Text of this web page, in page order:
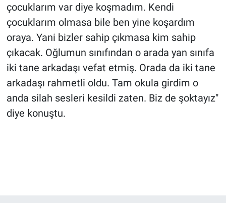
çocuklarım var diye koşmadım. Kendi
çocuklarım olmasa bile ben yine koşardım
oraya. Yani bizler sahip çıkmasa kim sahip
çıkacak. Oğlumun sınıfından o arada yan sınıfa
iki tane arkadaşı vefat etmiş. Orada da iki tane
arkadaşı rahmetli oldu. Tam okula girdim o
anda silah sesleri kesildi zaten. Biz de şoktayız"
diye konuştu.